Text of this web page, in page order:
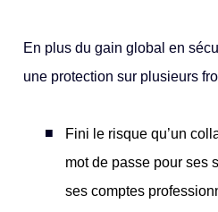
En plus du gain global en
une protection sur plusieurs
Fini le risque qu’un
mot de passe pour ses
ses comptes